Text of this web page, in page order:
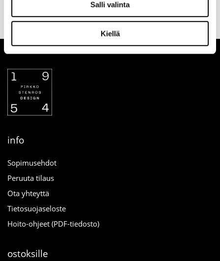
Salli valinta
Kiellä
yhteydessä
palautusoikeus
verkosta
info
Sopimusehdot
Peruuta tilaus
Ota yhteyttä
Tietosuojaseloste
Hoito-ohjeet (PDF-tiedosto)
ostoksille